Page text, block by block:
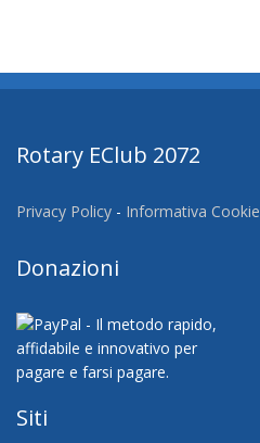
Rotary EClub 2072
Privacy Policy - Informativa Cookie
Donazioni
Siti